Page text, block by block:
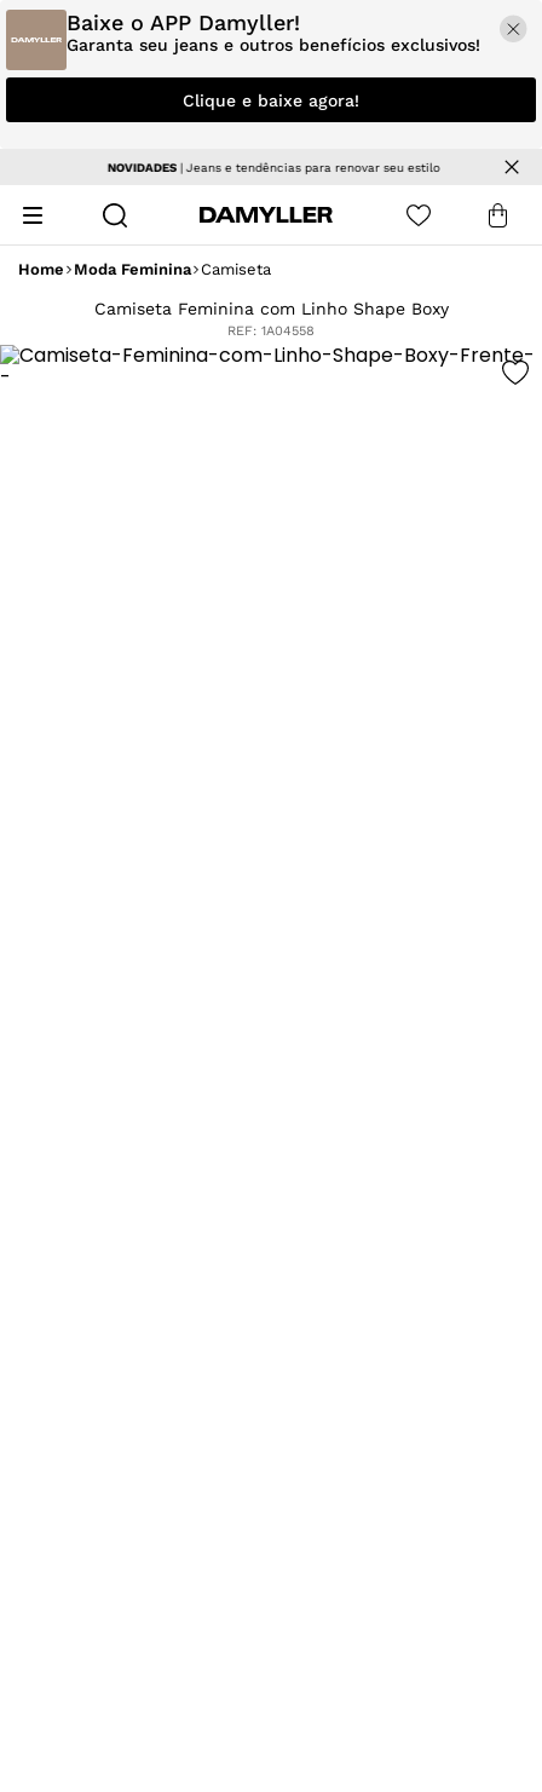
Baixe o APP Damyller!
Garanta seu jeans e outros benefícios exclusivos!
Clique e baixe agora!
NOVIDADES| Jeans e tendências para renovar seu estilo
Home Moda Feminina Camiseta
Camiseta Feminina com Linho Shape Boxy
REF: 1A04558